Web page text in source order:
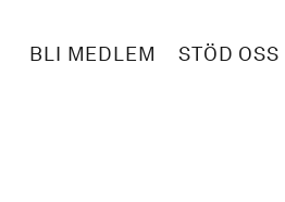
BLI MEDLEM STÖD OSS